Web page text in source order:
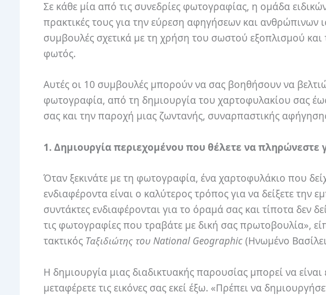
Σε κάθε μία από τις συνεδρίες φωτογραφίας, η ομάδα
πρακτικές τους για την εύρεση αφηγήσεων και ανθρώπινων
συμβουλές σχετικά με τη χρήση του σωστού εξοπλισμού
φωτός.
Αυτές οι 10 συμβουλές μπορούν να σας βοηθήσουν να
φωτογραφία, από τη δημιουργία του χαρτοφυλακίου σας
σας και την παροχή μιας ζωντανής, συναρπαστικής
1. Δημιουργία περιεχομένου που θέλετε να πληρώνεστε
Όταν ξεκινάτε με τη φωτογραφία, ένα χαρτοφυλάκιο που
ενδιαφέροντα είναι ο καλύτερος τρόπος για να δείξετε την
συντάκτες ενδιαφέρονται για το όραμά σας και τίποτα δεν
τις φωτογραφίες που τραβάτε με δική σας πρωτοβουλία»,
τακτικός Ταξιδιώτης του National Geographic(Ηνωμένο
Η δημιουργία μιας διαδικτυακής παρουσίας μπορεί να
μεταφέρετε τις εικόνες σας εκεί έξω. «Πρέπει να